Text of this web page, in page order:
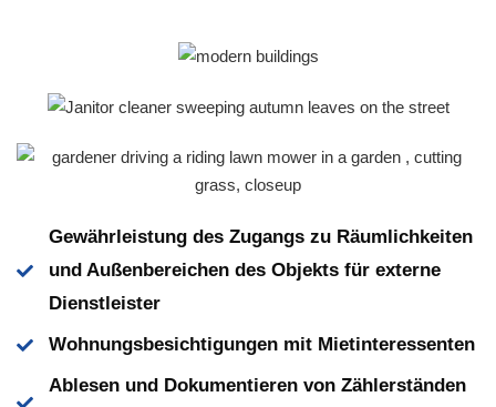
Gewährleistung des Zugangs zu Räumlichkeiten
und Außenbereichen des Objekts für externe
Dienstleister
Wohnungsbesichtigungen mit Mietinteressenten
Ablesen und Dokumentieren von Zählerständen